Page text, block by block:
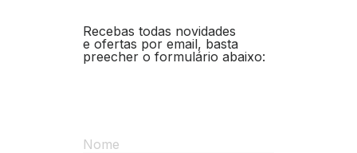
Recebas todas novidades
e ofertas por email, basta
preecher o formulário abaixo:
Nome